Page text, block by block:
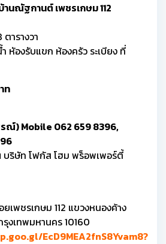
านณัฐกานต์ เพชรเกษม 112
ตารางวา
หัองรับแขก ห้องครัว ระเบียง ที่
ท
ณ์) Mobile 062 659 8396,
บริษัท โฟกัส โฮม พร็อพเพอร์ตี้
พชรเกษม 112 แขวงหนองค้าง
งเทพมหานคร 10160
EcD9MEA2fnS8Yvam8?